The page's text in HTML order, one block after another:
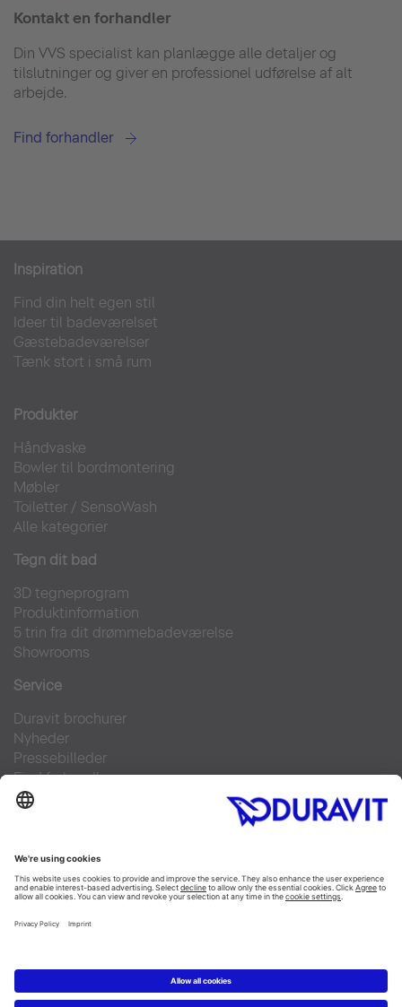
Kontakt en forhandler
Din VVS specialist kan planlægge alle detaljer og
tilslutninger og giver en professionel udførelse af alt
arbejde.
Find forhandler
Inspiration
Find din helt egen stil
Ideer til badeværelset
Gæstebadeværelser
Tænk stort i små rum
Produkter
Håndvaske
Bowler til bordmontering
Møbler
Toiletter / SensoWash
Alle kategorier
Tegn dit bad
3D tegneprogram
Produktinformation
5 trin fra dit drømmebadeværelse
Showrooms
Service
Duravit brochurer
Nyheder
Pressebilleder
Find forhandler
Kontakt
Facebook
Instagram
Pinterest